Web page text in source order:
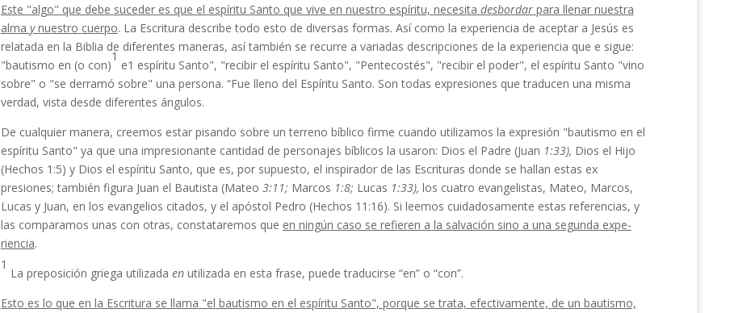
Este "algo" que debe suceder es que el espíritu Santo que vive en nuestro espíritu, necesita desbor­dar para llenar nuestra
alma ynuestro cuerpo. La Escritura describe todo esto de diversas formas. Así como la experiencia de aceptar a Jesús es
relatada en la Biblia de diferentes maneras, así también se recurre a variadas descripciones de la experiencia que e sigue:
"bautismo en (o con)
1
e1 espíritu Santo", "recibir el espíritu Santo", "Pentecostés", "recibir el poder", el espíritu Santo "vino
sobre" o "se derramó sobre" una persona. “Fue lleno del Espíritu Santo. Son todas expresiones que tra­ducen una misma
verdad, vista desde diferentes ángulos.
De cualquier manera, creemos estar pisando sobre un terreno bíblico firme cuando utilizamos la expresión "bautismo en el
espíritu Santo" ya que una impre­sionante cantidad de personajes bíblicos la usaron: Dios el Padre (Juan 1:33), Dios el Hijo
(Hechos 1:5) y Dios el espíritu Santo, que es, por supuesto, el inspirador de las Escrituras donde se hallan estas ex
presiones; también figura Juan el Bautista (Mateo 3:11; Marcos 1:8; Lucas 1:33), los cuatro evangelis­tas, Mateo, Marcos,
Lucas y Juan, en los evangelios citados, y el apóstol Pedro (Hechos 11:16). Si leemos cuidadosamente estas referencias, y
las comparamos unas con otras, constataremos que en ningún caso se refieren a la salvación sino a una segunda expe­
riencia.
1
La preposición griega utilizada enutilizada en esta frase, puede traducirse “en” o “con”.
Esto es lo que en la Escritura se llama "el bautis­mo en el espíritu Santo", porque se trata, efectiva­mente, de un bautismo,